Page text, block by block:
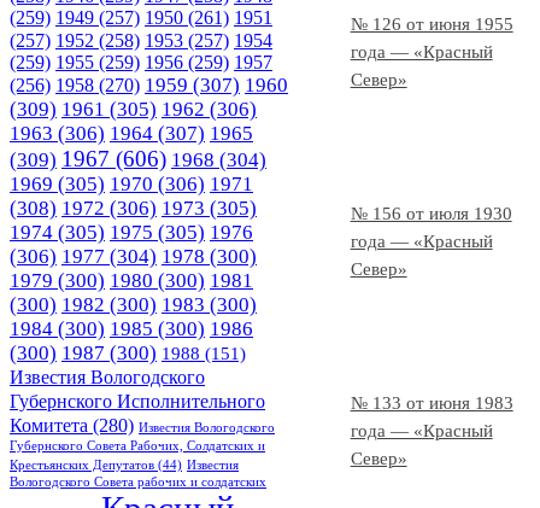
№ 126 от июня 1955
года — «Красный
Север»
№ 156 от июля 1930
года — «Красный
Север»
№ 133 от июня 1983
года — «Красный
Север»
(259) 1949 (257) 1950 (261) 1951
(257) 1952 (258) 1953 (257) 1954
(259) 1955 (259) 1956 (259) 1957
(256) 1958 (270) 1959 (307) 1960
(309) 1961 (305) 1962 (306)
1963 (306) 1964 (307) 1965
(309) 1967 (606) 1968 (304)
1969 (305) 1970 (306) 1971
(308) 1972 (306) 1973 (305)
1974 (305) 1975 (305) 1976
(306) 1977 (304) 1978 (300)
1979 (300) 1980 (300) 1981
(300) 1982 (300) 1983 (300)
1984 (300) 1985 (300) 1986
(300) 1987 (300) 1988 (151)
Известия Вологодского
Губернского Исполнительного
Комитета (280) Известия Вологодского
Губернского Совета Рабочих, Солдатских и
Крестьянских Депутатов (44) Известия
Вологодского Совета рабочих и солдатских